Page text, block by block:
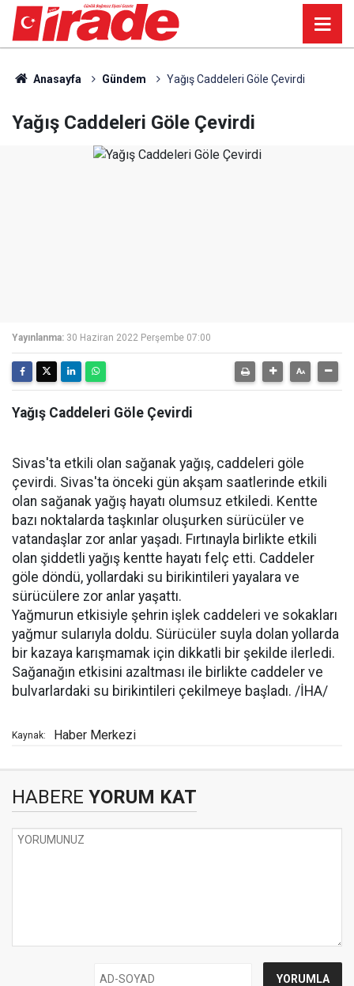
Anasayfa Gündem Yağış Caddeleri Göle Çevirdi
Yağış Caddeleri Göle Çevirdi
Yayınlanma: 30 Haziran 2022 Perşembe 07:00
Yağış Caddeleri Göle Çevirdi
Sivas'ta etkili olan sağanak yağış, caddeleri göle
çevirdi. Sivas'ta önceki gün akşam saatlerinde etkili
olan sağanak yağış hayatı olumsuz etkiledi. Kentte
bazı noktalarda taşkınlar oluşurken sürücüler ve
vatandaşlar zor anlar yaşadı. Fırtınayla birlikte etkili
olan şiddetli yağış kentte hayatı felç etti. Caddeler
göle döndü, yollardaki su birikintileri yayalara ve
sürücülere zor anlar yaşattı.
Yağmurun etkisiyle şehrin işlek caddeleri ve sokakları
yağmur sularıyla doldu. Sürücüler suyla dolan yollarda
bir kazaya karışmamak için dikkatli bir şekilde ilerledi.
Sağanağın etkisini azaltması ile birlikte caddeler ve
bulvarlardaki su birikintileri çekilmeye başladı. /İHA/
Kaynak: Haber Merkezi
HABERE YORUM KAT